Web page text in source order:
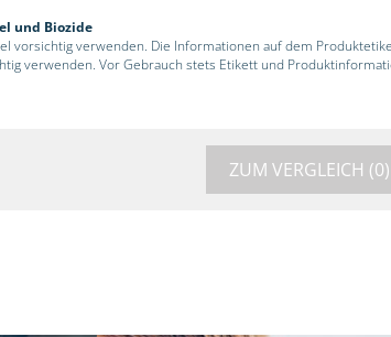
und Biozide
vorsichtig verwenden. Die Informationen auf dem
verwenden. Vor Gebrauch stets Etikett und
ZUM VERGLEICH (0)